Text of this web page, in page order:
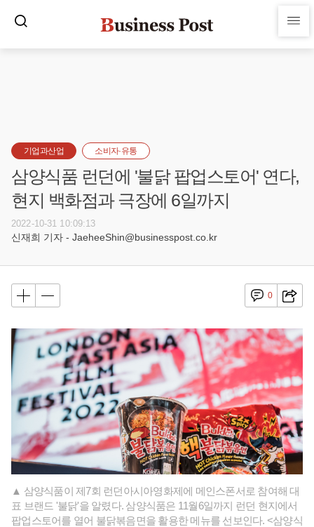
기업과산업 소비자·유통
삼양식품 런던에 '불닭 팝업스토어' 연다,
현지 백화점과 극장에 6일까지
2022-10-31 10:09:13
신재희 기자 - JaeheeShin@businesspost.co.kr
0
▲ 삼양식품이 제7회 런던아시아영화제에 메인스폰서로 참여해 대
표 브랜드 '불닭'을 알렸다. 삼양식품은 11월6일까지 런던 현지에서
팝업스토어를 열어 불닭볶음면을 활용한 메뉴를 선보인다. <삼양식